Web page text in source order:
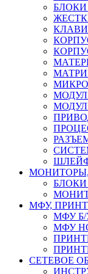
МФУ,
МФУ Б/
МФУ
СЕТЕВОЕ